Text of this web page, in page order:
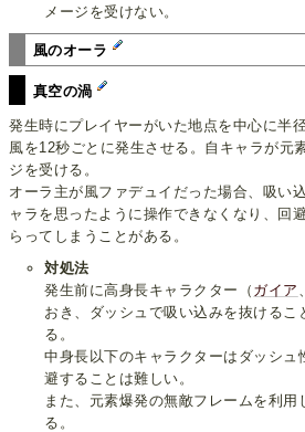
メージを受けない。
風のオーラ
真空の渦
発生時にプレイヤーがいた地点を中心に半
風を12秒ごとに発生させる。自キャラが元
ジを受ける。
オーラ主が風ファデュイだった場合、吸い
ャラを思ったように操作できなくなり、回
らってしまうことがある。
対処法
発生前に高身長キャラクター（ ガイア
おき、ダッシュで吸い込みを抜けるこ
る。
中身長以下のキャラクターはダッシュ
避することは難しい。
また、元素爆発の無敵フレームを利用
る。